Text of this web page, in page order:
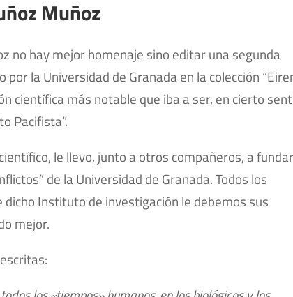
Muñoz
no hay mejor homenaje sino editar una segunda
la Universidad de Granada en la colección
científica más notable que iba a ser, en cierto
Pacifista”.
le llevo, junto a otros compañeros, a
de la Universidad de Granada. Todos los
Instituto de investigación le debemos sus
mejor.